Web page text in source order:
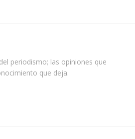
periodismo; las opiniones que
que deja.